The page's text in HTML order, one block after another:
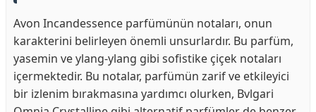
Avon Incandessence parfümünün notaları, onun
karakterini belirleyen önemli unsurlardır. Bu parfüm,
yasemin ve ylang-ylang gibi sofistike çiçek notaları
içermektedir. Bu notalar, parfümün zarif ve etkileyici
bir izlenim bırakmasına yardımcı olurken, Bvlgari